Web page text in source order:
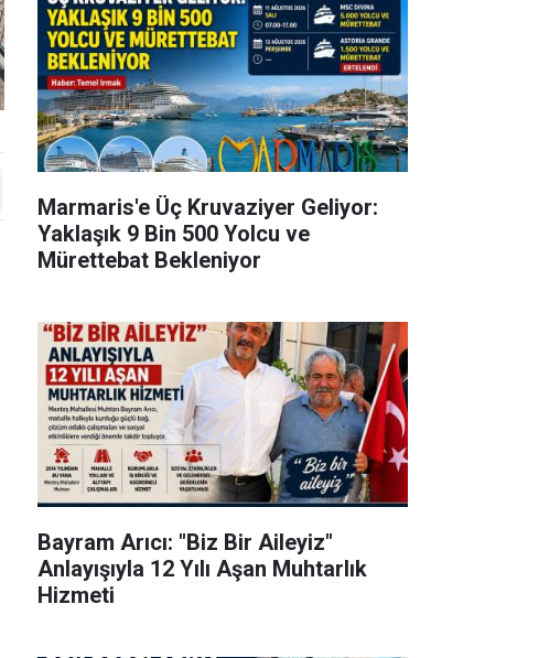
Marmaris'e Üç Kruvaziyer Geliyor:
Yaklaşık 9 Bin 500 Yolcu ve
Mürettebat Bekleniyor
Bayram Arıcı: "Biz Bir Aileyiz"
Anlayışıyla 12 Yılı Aşan Muhtarlık
Hizmeti